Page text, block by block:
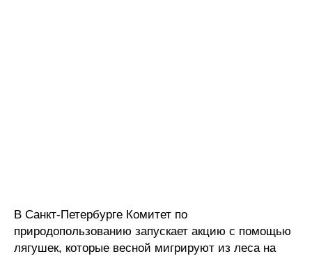
В Санкт-Петербурге Комитет по
природопользованию запускает акцию с помощью
лягушек, которые весной мигрируют из леса на